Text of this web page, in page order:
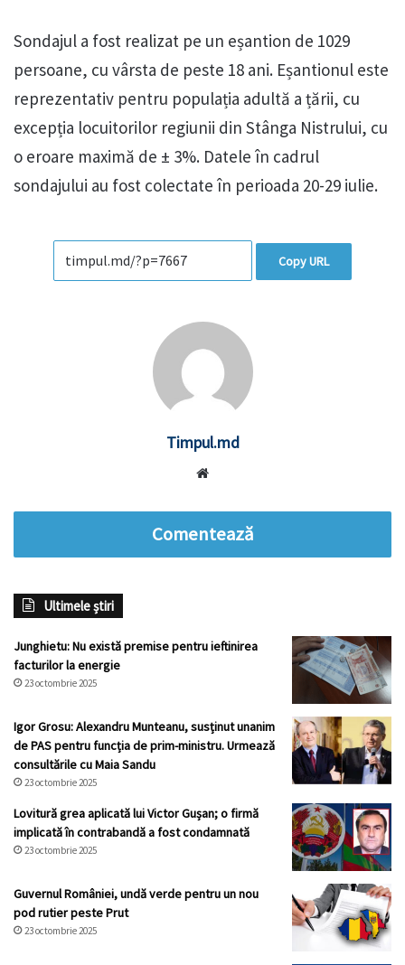
Sondajul a fost realizat pe un eșantion de 1029
persoane, cu vârsta de peste 18 ani. Eșantionul este
reprezentativ pentru populația adultă a țării, cu
excepția locuitorilor regiunii din Stânga Nistrului, cu
o eroare maximă de ± 3%. Datele în cadrul
sondajului au fost colectate în perioada 20-29 iulie.
Copy URL
Timpul.md
Comentează
Ultimele știri
Junghietu: Nu există premise pentru ieftinirea
facturilor la energie
23 octombrie 2025
Igor Grosu: Alexandru Munteanu, susținut unanim
de PAS pentru funcția de prim-ministru. Urmează
consultările cu Maia Sandu
23 octombrie 2025
Lovitură grea aplicată lui Victor Gușan; o firmă
implicată în contrabandă a fost condamnată
23 octombrie 2025
Guvernul României, undă verde pentru un nou
pod rutier peste Prut
23 octombrie 2025